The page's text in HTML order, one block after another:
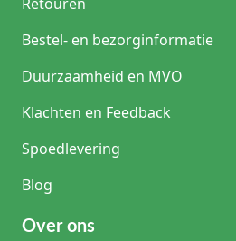
Bestel- en bezorginformatie
Duurzaamheid en MVO
Klachten en Feedback
Spoedlevering
Blog
Over ons